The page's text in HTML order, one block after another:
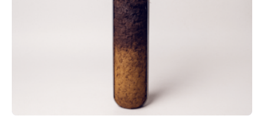
Stadtreinigung Leipzig konzipierte und am 24. Oktober
2025 offiziell eingeweihte Stadtrundgang „KreisLauf“. Er
ist ab sofort im Leipziger Stadtgebiet…